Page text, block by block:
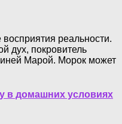
реальности.
дух, покровитель
Марой. Морок может
в домашних условиях